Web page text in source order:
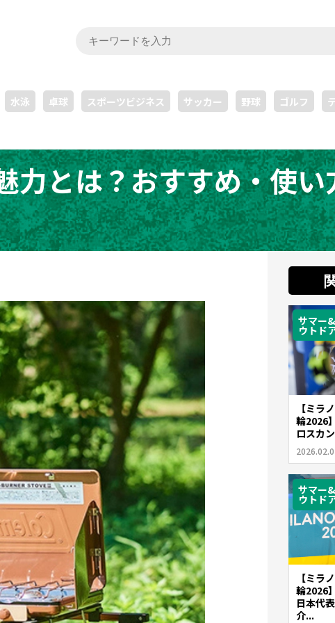
水泳 卓球 スポーツビジネス サッカー 野球 ゴルフ
力とは？おすすめ・使い
サマー
ウトド
【ミラ
輪2026
ロスカ
サマー
ウトド
【ミラ
輪2026
日本代
介...